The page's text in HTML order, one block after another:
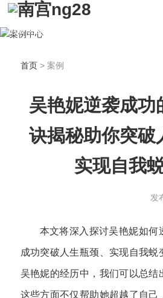
汇聚最新资讯 / 产品信息
用最专业的眼光看待互联网
首页> 案例
吴艳妮逆袭成功
诀揭秘助你突破
实现自我
发
本文将深入探讨吴艳妮如何
成功突破人生瓶颈、实现自我蜕
吴艳妮的经历中，我们可以总结
这些方面不仅帮助她超越了自己